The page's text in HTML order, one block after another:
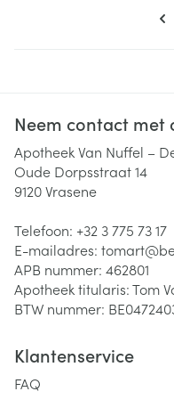
Neem contact met
Apotheek Van Nuffel –
Oude Dorpsstraat 14
9120Vrasene
Telefoon: +32 3 775 73 17
E-mailadres: tomart@
APB nummer: 462801
Apotheek titularis:Tom
BTW nummer:
Klantenservice
FAQ